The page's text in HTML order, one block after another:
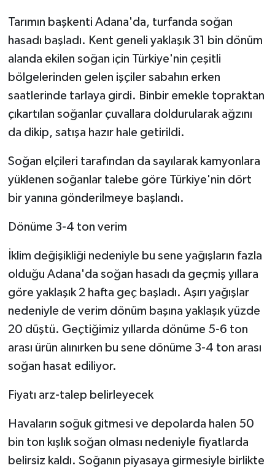
Tarımın başkenti Adana'da, turfanda soğan
hasadı başladı. Kent geneli yaklaşık 31 bin dönüm
alanda ekilen soğan için Türkiye'nin çeşitli
bölgelerinden gelen işçiler sabahın erken
saatlerinde tarlaya girdi. Binbir emekle topraktan
çıkartılan soğanlar çuvallara doldurularak ağzını
da dikip, satışa hazır hale getirildi.
Soğan elçileri tarafından da sayılarak kamyonlara
yüklenen soğanlar talebe göre Türkiye'nin dört
bir yanına gönderilmeye başlandı.
Dönüme 3-4 ton verim
İklim değişikliği nedeniyle bu sene yağışların fazla
olduğu Adana'da soğan hasadı da geçmiş yıllara
göre yaklaşık 2 hafta geç başladı. Aşırı yağışlar
nedeniyle de verim dönüm başına yaklaşık yüzde
20 düştü. Geçtiğimiz yıllarda dönüme 5-6 ton
arası ürün alınırken bu sene dönüme 3-4 ton arası
soğan hasat ediliyor.
Fiyatı arz-talep belirleyecek
Havaların soğuk gitmesi ve depolarda halen 50
bin ton kışlık soğan olması nedeniyle fiyatlarda
belirsiz kaldı. Soğanın piyasaya girmesiyle birlikte